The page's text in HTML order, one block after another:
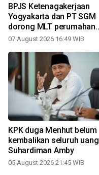
BPJS Ketenagakerjaan
Yogyakarta dan PT SGM
dorong MLT perumahan
pekerja
07 August 2026 16:49 WIB
KPK duga Menhut belum
kembalikan seluruh uang
Suhardiman Amby
05 August 2026 21:45 WIB